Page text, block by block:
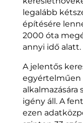
legalább
építésére
2000 óta
annyi idő alatt.
A jelentős
egyértelműen
igény áll. A
ezen